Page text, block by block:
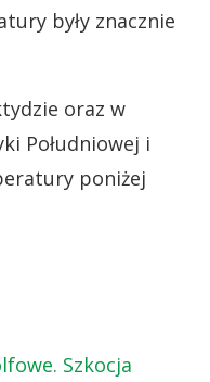
były znacznie
oraz w
Południowej i
poniżej
Szkocja